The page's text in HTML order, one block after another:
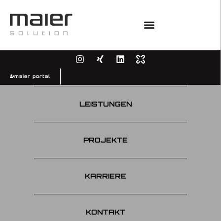
maier portal
LEISTUNGEN
PROJEKTE
KARRIERE
KONTAKT